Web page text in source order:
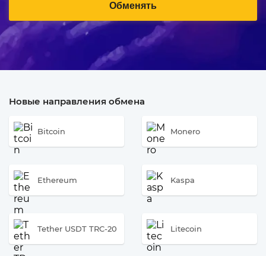
Обменять
Новые направления обмена
Bitcoin Monero
Ethereum Kaspa
Tether USDT TRC-20 Litecoin